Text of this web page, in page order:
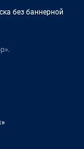
без баннерной